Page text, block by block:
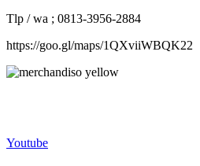
Tlp / wa ; 0813-3956-2884
https://goo.gl/maps/1QXviiWBQK22
Youtube